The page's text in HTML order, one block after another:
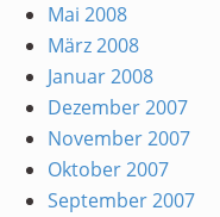
Mai 2008
März 2008
Januar 2008
Dezember 2007
November 2007
Oktober 2007
September 2007